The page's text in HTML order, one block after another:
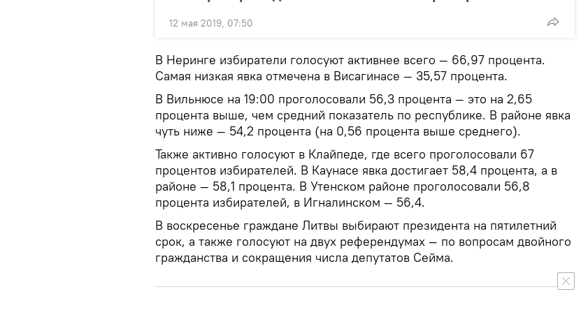
12 мая 2019, 07:50
В Неринге избиратели голосуют активнее всего — 66,97 процента.
Самая низкая явка отмечена в Висагинасе — 35,57 процента.
В Вильнюсе на 19:00 проголосовали 56,3 процента — это на 2,65
процента выше, чем средний показатель по республике. В районе явка
чуть ниже — 54,2 процента (на 0,56 процента выше среднего).
Также активно голосуют в Клайпеде, где всего проголосовали 67
процентов избирателей. В Каунасе явка достигает 58,4 процента, а в
районе — 58,1 процента. В Утенском районе проголосовали 56,8
процента избирателей, в Игналинском — 56,4.
В воскресенье граждане Литвы выбирают президента на пятилетний
срок, а также голосуют на двух референдумах — по вопросам двойного
гражданства и сокращения числа депутатов Сейма.